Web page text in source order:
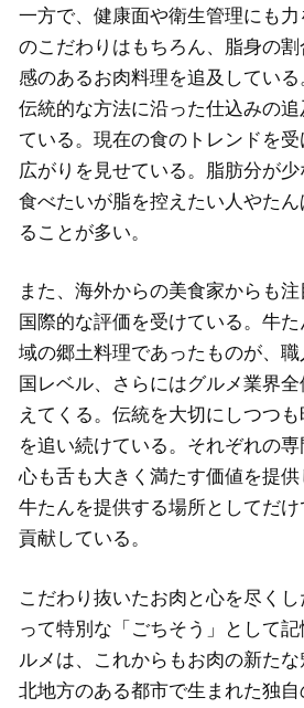
一方で、健康面や衛生管理にも
のこだわりはもちろん、脂身の
感のあるお肉料理を追及してい
伝統的な方法に沿った仕込みの
ている。現在の食のトレンドを
広がりを見せている。脂肪分が
食べたいが脂を控えたい人やた
ることが多い。
また、海外からの美食家からも
国際的な評価を受けている。牛
域の郷土料理であったものが、
国レベル、さらにはグルメ業界
えてくる。伝統を大切にしつつ
を追い続けている。それぞれの
心も舌も大きく満たす価値を提
牛たんを提供する場所としてだ
貢献している。
こだわり抜いたお肉と心を尽く
って特別な「ごちそう」として
ルメは、これからもお肉の新た
北地方のある都市で生まれた独